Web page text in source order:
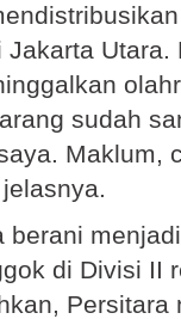
Jakarta
sudah
Maklum,
jelasnya.
berani
di Divisi II